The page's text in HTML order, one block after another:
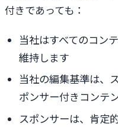
付きであっても：
当社はすべてのコン
維持します
当社の編集基準は、
ポンサー付きコンテ
スポンサーは、肯定